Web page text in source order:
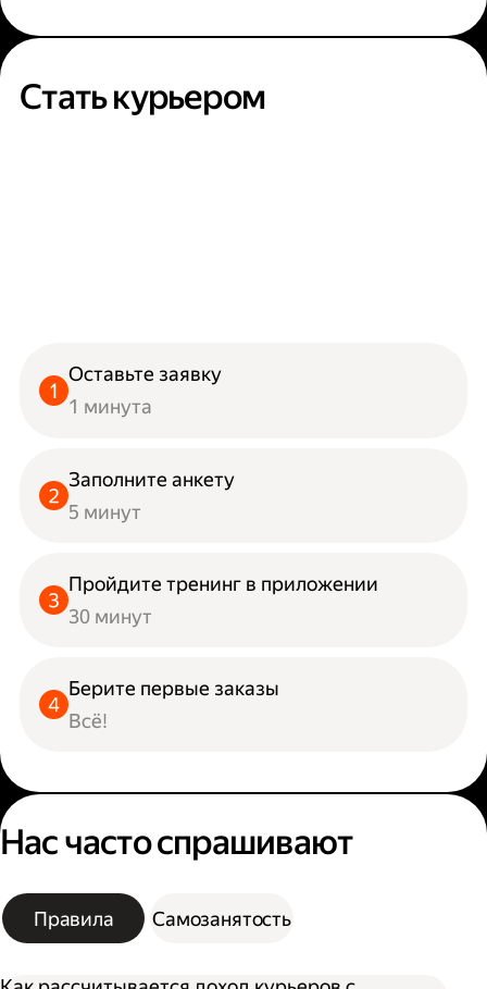
Стать курьером
Оставьте заявку
1 минута
Заполните анкету
5 минут
Пройдите тренинг в приложении
30 минут
Берите первые заказы
Всё!
Нас часто спрашивают
Правила Самозанятость